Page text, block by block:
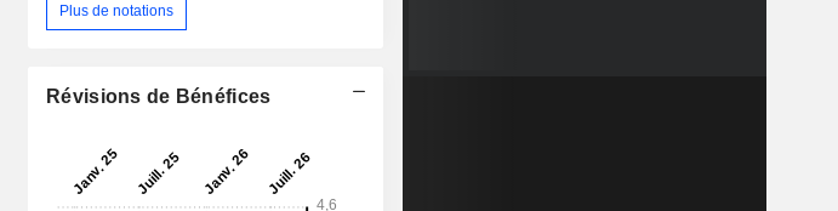
Plus de notations
Révisions de Bénéfices